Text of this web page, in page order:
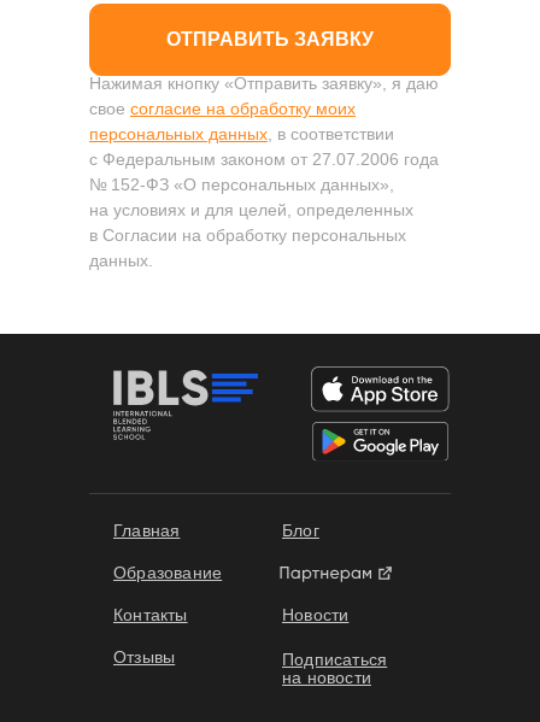
ОТПРАВИТЬ ЗАЯВКУ
Нажимая кнопку «Отправить заявку», я даю
свое согласие на обработку моих
персональных данных , в соответствии
с Федеральным законом от 27.07.2006 года
№ 152-ФЗ «О персональных данных»,
на условиях и для целей, определенных
в Согласии на обработку персональных
данных.
Главная
Образование
Отзывы
Контакты Новости
Подписаться
на новости
Блог